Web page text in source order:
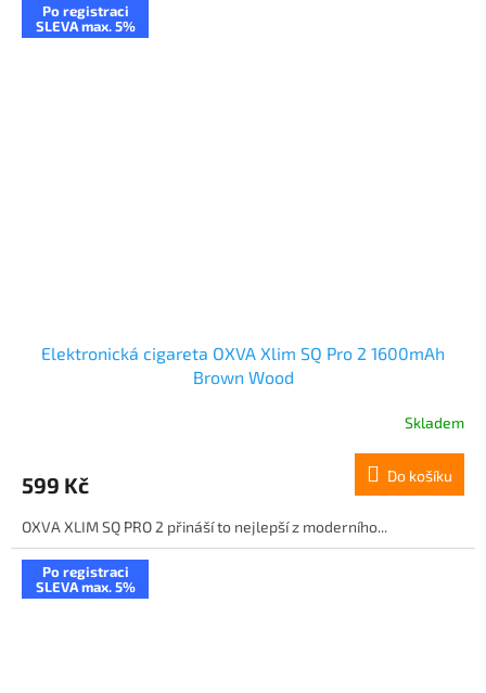
Po registraci
SLEVA max. 5%
Elektronická cigareta OXVA Xlim SQ Pro 2 1600mAh
Brown Wood
Skladem
599 Kč Do košíku
OXVA XLIM SQ PRO 2 přináší to nejlepší z moderního...
Po registraci
SLEVA max. 5%